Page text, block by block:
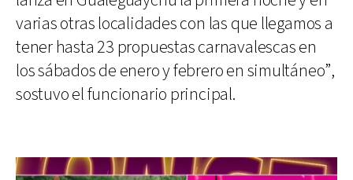
varias otras localidades con las que llegamos a
tener hasta 23 propuestas carnavalescas en
los sábados de enero y febrero en simultáneo”,
sostuvo el funcionario principal.